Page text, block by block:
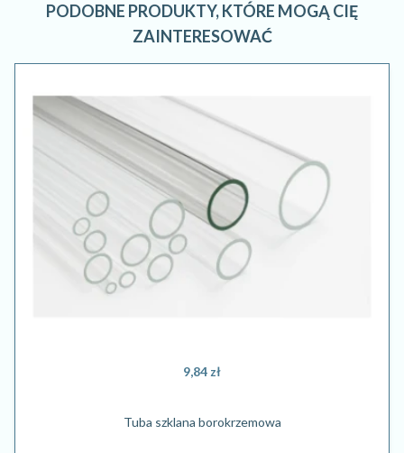
PODOBNE PRODUKTY, KTÓRE MOGĄ CIĘ
ZAINTERESOWAĆ
9,84 zł
Tuba szklana borokrzemowa